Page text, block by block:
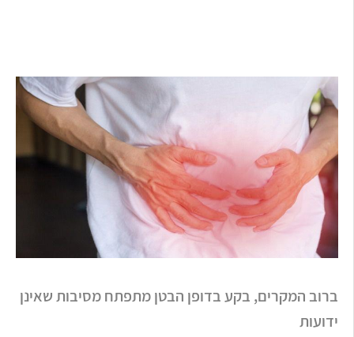
ברוב המקרים, בקע בדופן הבטן מתפתח מסיבות שאינן
ידועות